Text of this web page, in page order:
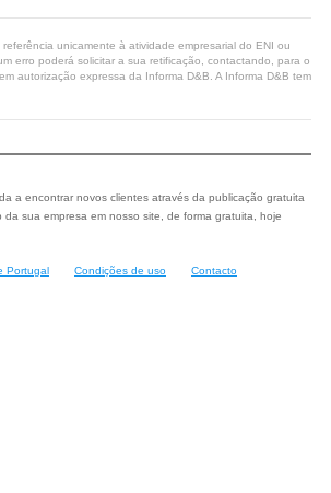
unicamente à atividade empresarial do ENI ou
erro poderá solicitar a sua retificação, contactando, para o
autorização expressa da Informa D&B. A Informa D&B tem
a encontrar novos clientes através da publicação gratuita
sua empresa em nosso site, de forma gratuita, hoje
Portugal Condições de uso Contacto